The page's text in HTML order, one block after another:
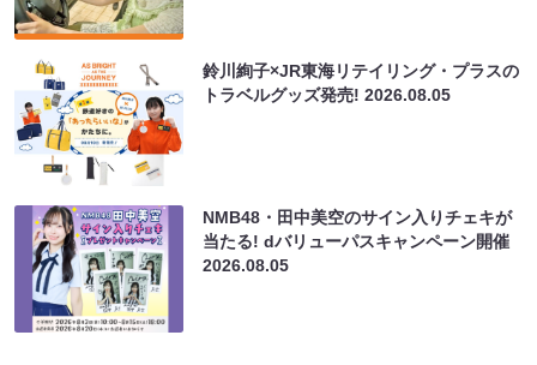
鈴川絢子×JR東海リテイリング・プラスの
トラベルグッズ発売!2026.08.05
NMB48・田中美空のサイン入りチェキが
当たる! dバリューパスキャンペーン開催
2026.08.05